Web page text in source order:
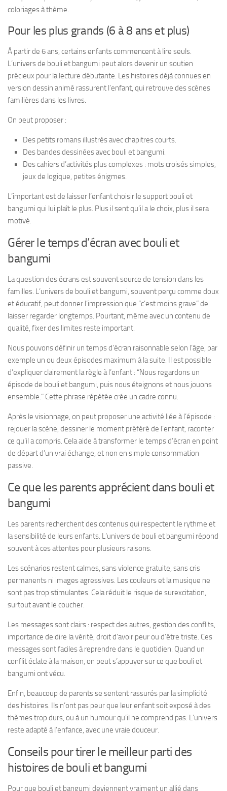
coloriages à thème.
Pour les plus grands (6 à 8 ans et plus)
À partir de 6 ans, certains enfants commencent à lire seuls.
L’univers de bouli et bangumi peut alors devenir un soutien
précieux pour la lecture débutante. Les histoires déjà connues en
version dessin animé rassurent l’enfant, qui retrouve des scènes
familières dans les livres.
On peut proposer :
Des petits romans illustrés avec chapitres courts.
Des bandes dessinées avec bouli et bangumi.
Des cahiers d’activités plus complexes : mots croisés simples,
jeux de logique, petites énigmes.
L’important est de laisser l’enfant choisir le support bouli et
bangumi qui lui plaît le plus. Plus il sent qu’il a le choix, plus il sera
motivé.
Gérer le temps d’écran avec bouli et
bangumi
La question des écrans est souvent source de tension dans les
familles. L’univers de bouli et bangumi, souvent perçu comme doux
et éducatif, peut donner l’impression que “c’est moins grave” de
laisser regarder longtemps. Pourtant, même avec un contenu de
qualité, fixer des limites reste important.
Nous pouvons définir un temps d’écran raisonnable selon l’âge, par
exemple un ou deux épisodes maximum à la suite. Il est possible
d’expliquer clairement la règle à l’enfant : “Nous regardons un
épisode de bouli et bangumi, puis nous éteignons et nous jouons
ensemble.” Cette phrase répétée crée un cadre connu.
Après le visionnage, on peut proposer une activité liée à l’épisode :
rejouer la scène, dessiner le moment préféré de l’enfant, raconter
ce qu’il a compris. Cela aide à transformer le temps d’écran en point
de départ d’un vrai échange, et non en simple consommation
passive.
Ce que les parents apprécient dans bouli et
bangumi
Les parents recherchent des contenus qui respectent le rythme et
la sensibilité de leurs enfants. L’univers de bouli et bangumi répond
souvent à ces attentes pour plusieurs raisons.
Les scénarios restent calmes, sans violence gratuite, sans cris
permanents ni images agressives. Les couleurs et la musique ne
sont pas trop stimulantes. Cela réduit le risque de surexcitation,
surtout avant le coucher.
Les messages sont clairs : respect des autres, gestion des conflits,
importance de dire la vérité, droit d’avoir peur ou d’être triste. Ces
messages sont faciles à reprendre dans le quotidien. Quand un
conflit éclate à la maison, on peut s’appuyer sur ce que bouli et
bangumi ont vécu.
Enfin, beaucoup de parents se sentent rassurés par la simplicité
des histoires. Ils n’ont pas peur que leur enfant soit exposé à des
thèmes trop durs, ou à un humour qu’il ne comprend pas. L’univers
reste adapté à l’enfance, avec une vraie douceur.
Conseils pour tirer le meilleur parti des
histoires de bouli et bangumi
Pour que bouli et bangumi deviennent vraiment un allié dans